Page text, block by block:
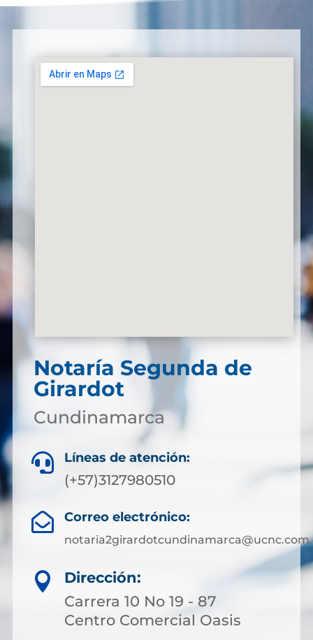
Notaría Segunda de
Girardot
Cundinamarca
 Líneas de atención:
(+57)3127980510
 Correo electrónico:

Dirección:
Carrera 10 No 19 - 87
Centro Comercial Oasis